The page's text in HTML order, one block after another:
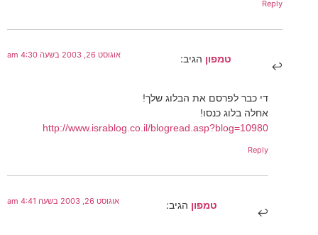
Reply
טמפון הגיב: אוגוסט 26, 2003 בשעה 4:30 am
די כבר לפרסם את הבלוג שלך!
אחלה בלוג כנסו!
http://www.israblog.co.il/blogread.asp?blog=10980
Reply
טמפון הגיב: אוגוסט 26, 2003 בשעה 4:41 am